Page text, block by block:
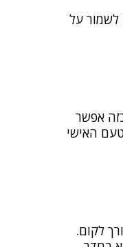
לשמור על
אפשר
האישי
לקום.